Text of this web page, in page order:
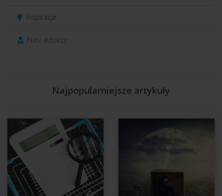
Inspiracje
Nasi autorzy
Najpopularniejsze artykuły